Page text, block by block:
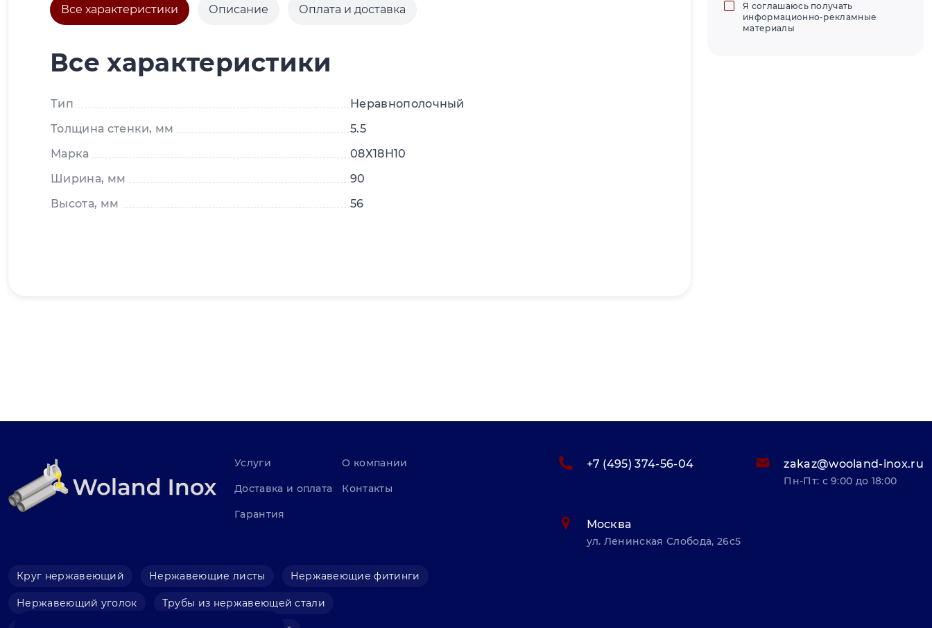
Все характеристики Описание Оплата и доставка
Все характеристики
Тип
Неравнополочный
Толщина стенки, мм
5.5
Марка
08Х18Н10
Ширина, мм
90
Высота, мм
56
Я соглашаюсь получать
информационно-рекламные
материалы
Услуги
Доставка и оплата
Гарантия
О компании
Контакты
Круг нержавеющий Нержавеющие листы Нержавеющие фитинги
Нержавеющий уголок Трубы из нержавеющей стали
+7 (495) 374-56-04 zakaz@wooland-inox.ru
Пн-Пт: с 9:00 до 18:00
Москва
ул. Ленинская Слобода, 26с5